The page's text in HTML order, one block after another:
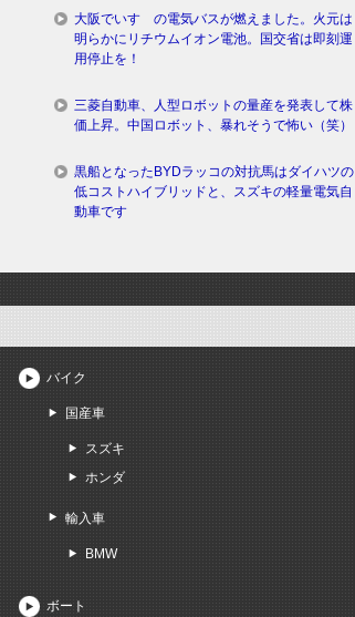
大阪でいすゞの電気バスが燃えました。火元は
明らかにリチウムイオン電池。国交省は即刻運
用停止を！
三菱自動車、人型ロボットの量産を発表して株
価上昇。中国ロボット、暴れそうで怖い（笑）
黒船となったBYDラッコの対抗馬はダイハツの
低コストハイブリッドと、スズキの軽量電気自
動車です
バイク
国産車
スズキ
ホンダ
輸入車
BMW
ボート